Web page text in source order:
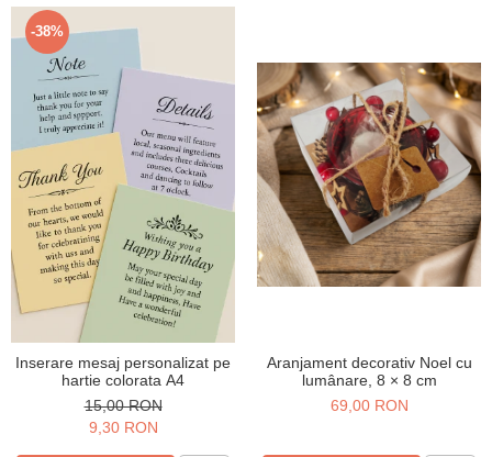
Bijuterii pentru barbati
Inele
Lanturi
Bratari
Talismane
Verighete
Bijuterii din argint placate cu aur
24K
-38%
Inserare mesaj personalizat pe
hartie colorata A4
15,00 RON
9,30 RON
Aranjament decorativ Noel cu
lumânare, 8 × 8 cm
69,00 RON